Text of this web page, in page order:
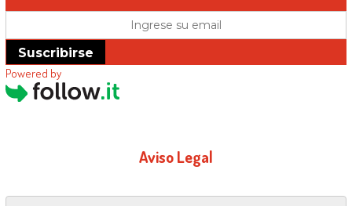
Suscribirse
Powered by
Aviso Legal